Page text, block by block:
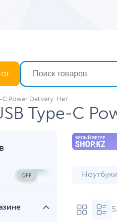
C Power Delivery: Нет
Type-C